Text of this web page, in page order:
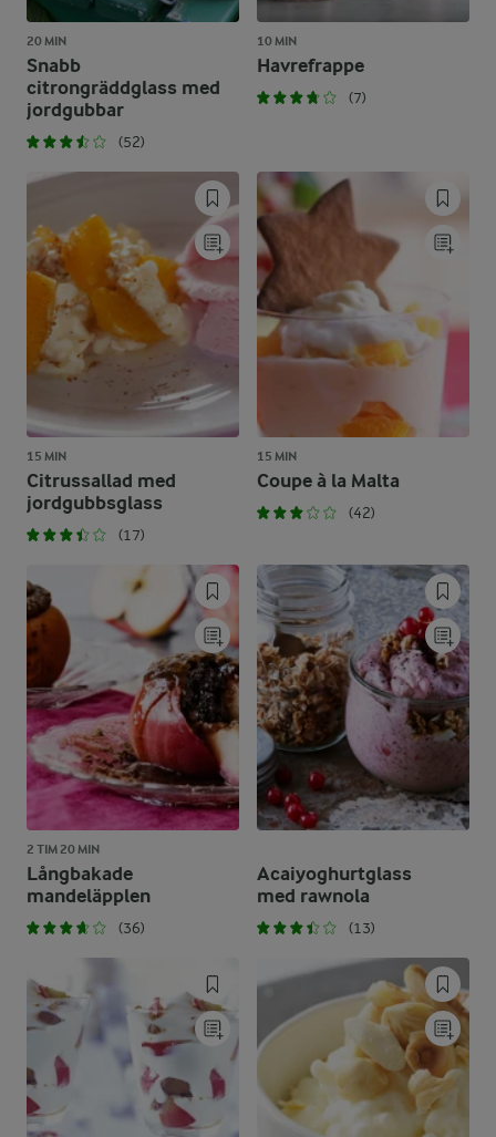
20 MIN
Snabb
citrongräddglass med
jordgubbar
(52)
10 MIN
Havrefrappe
(7)
15 MIN
Citrussallad med
jordgubbsglass
(17)
15 MIN
Coupe à la Malta
(42)
2 TIM 20 MIN
Långbakade
mandeläpplen
(36)
Acaiyoghurtglass
med rawnola
(13)